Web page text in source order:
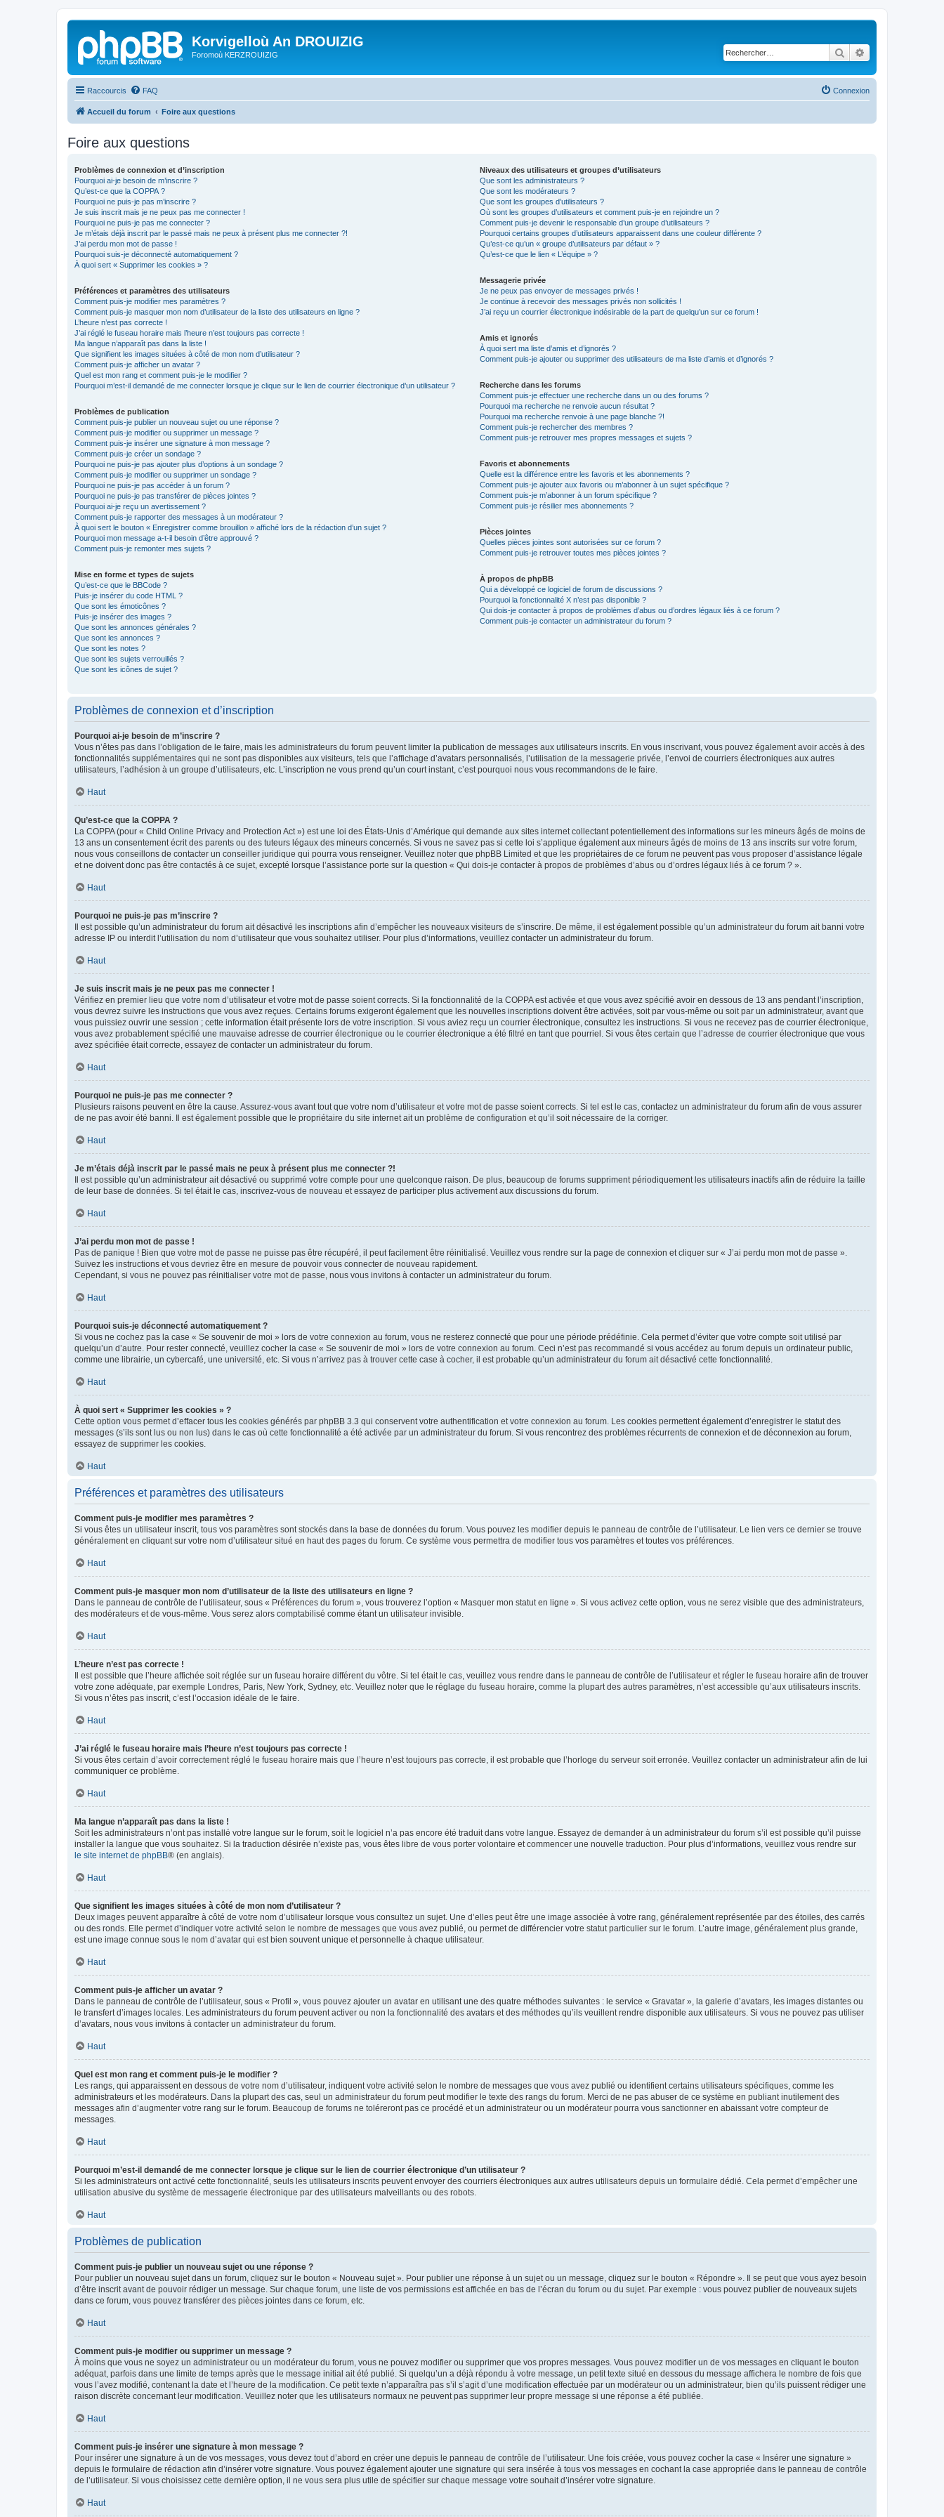
Korvigelloù An DROUIZIG
Foromoù KERZROUIZIG Rechercher
Raccourcis FAQ Connexion
Accueil du forum Foire aux questions
Foire aux questions
Problèmes de connexion et d’inscription
Pourquoi ai-je besoin de m’inscrire ?
Qu’est-ce que la COPPA ?
Pourquoi ne puis-je pas m’inscrire ?
Je suis inscrit mais je ne peux pas me connecter !
Pourquoi ne puis-je pas me connecter ?
Je m’étais déjà inscrit par le passé mais ne peux à présent plus me connecter ?!
J’ai perdu mon mot de passe !
Pourquoi suis-je déconnecté automatiquement ?
À quoi sert « Supprimer les cookies » ?
Préférences et paramètres des utilisateurs
Comment puis-je modifier mes paramètres ?
Comment puis-je masquer mon nom d’utilisateur de la liste des utilisateurs en ligne ?
L’heure n’est pas correcte !
J’ai réglé le fuseau horaire mais l’heure n’est toujours pas correcte !
Ma langue n’apparaît pas dans la liste !
Que signifient les images situées à côté de mon nom d’utilisateur ?
Comment puis-je afficher un avatar ?
Quel est mon rang et comment puis-je le modifier ?
Pourquoi m’est-il demandé de me connecter lorsque je clique sur le lien de courrier électronique d’un utilisateur ?
Problèmes de publication
Comment puis-je publier un nouveau sujet ou une réponse ?
Comment puis-je modifier ou supprimer un message ?
Comment puis-je insérer une signature à mon message ?
Comment puis-je créer un sondage ?
Pourquoi ne puis-je pas ajouter plus d’options à un sondage ?
Comment puis-je modifier ou supprimer un sondage ?
Pourquoi ne puis-je pas accéder à un forum ?
Pourquoi ne puis-je pas transférer de pièces jointes ?
Pourquoi ai-je reçu un avertissement ?
Comment puis-je rapporter des messages à un modérateur ?
À quoi sert le bouton « Enregistrer comme brouillon » affiché lors de la rédaction d’un sujet ?
Pourquoi mon message a-t-il besoin d’être approuvé ?
Comment puis-je remonter mes sujets ?
Mise en forme et types de sujets
Qu’est-ce que le BBCode ?
Puis-je insérer du code HTML ?
Que sont les émoticônes ?
Puis-je insérer des images ?
Que sont les annonces générales ?
Que sont les annonces ?
Que sont les notes ?
Que sont les sujets verrouillés ?
Que sont les icônes de sujet ?
Niveaux des utilisateurs et groupes d’utilisateurs
Que sont les administrateurs ?
Que sont les modérateurs ?
Que sont les groupes d’utilisateurs ?
Où sont les groupes d’utilisateurs et comment puis-je en rejoindre un ?
Comment puis-je devenir le responsable d’un groupe d’utilisateurs ?
Pourquoi certains groupes d’utilisateurs apparaissent dans une couleur différente ?
Qu’est-ce qu’un « groupe d’utilisateurs par défaut » ?
Qu’est-ce que le lien « L’équipe » ?
Messagerie privée
Je ne peux pas envoyer de messages privés !
Je continue à recevoir des messages privés non sollicités !
J’ai reçu un courrier électronique indésirable de la part de quelqu’un sur ce forum !
Amis et ignorés
À quoi sert ma liste d’amis et d’ignorés ?
Comment puis-je ajouter ou supprimer des utilisateurs de ma liste d’amis et d’ignorés ?
Recherche dans les forums
Comment puis-je effectuer une recherche dans un ou des forums ?
Pourquoi ma recherche ne renvoie aucun résultat ?
Pourquoi ma recherche renvoie à une page blanche ?!
Comment puis-je rechercher des membres ?
Comment puis-je retrouver mes propres messages et sujets ?
Favoris et abonnements
Quelle est la différence entre les favoris et les abonnements ?
Comment puis-je ajouter aux favoris ou m’abonner à un sujet spécifique ?
Comment puis-je m’abonner à un forum spécifique ?
Comment puis-je résilier mes abonnements ?
Pièces jointes
Quelles pièces jointes sont autorisées sur ce forum ?
Comment puis-je retrouver toutes mes pièces jointes ?
À propos de phpBB
Qui a développé ce logiciel de forum de discussions ?
Pourquoi la fonctionnalité X n’est pas disponible ?
Qui dois-je contacter à propos de problèmes d’abus ou d’ordres légaux liés à ce forum ?
Comment puis-je contacter un administrateur du forum ?
Problèmes de connexion et d’inscription
Pourquoi ai-je besoin de m’inscrire ?
Vous n’êtes pas dans l’obligation de le faire, mais les administrateurs du forum peuvent limiter la publication de messages aux utilisateurs inscrits. En vous inscrivant, vous pouvez également avoir accès à des
fonctionnalités supplémentaires qui ne sont pas disponibles aux visiteurs, tels que l’affichage d’avatars personnalisés, l’utilisation de la messagerie privée, l’envoi de courriers électroniques aux autres
utilisateurs, l’adhésion à un groupe d’utilisateurs, etc. L’inscription ne vous prend qu’un court instant, c’est pourquoi nous vous recommandons de le faire.
Haut
Qu’est-ce que la COPPA ?
La COPPA (pour « Child Online Privacy and Protection Act ») est une loi des États-Unis d’Amérique qui demande aux sites internet collectant potentiellement des informations sur les mineurs âgés de moins de
13 ans un consentement écrit des parents ou des tuteurs légaux des mineurs concernés. Si vous ne savez pas si cette loi s’applique également aux mineurs âgés de moins de 13 ans inscrits sur votre forum,
nous vous conseillons de contacter un conseiller juridique qui pourra vous renseigner. Veuillez noter que phpBB Limited et que les propriétaires de ce forum ne peuvent pas vous proposer d’assistance légale
et ne doivent donc pas être contactés à ce sujet, excepté lorsque l’assistance porte sur la question « Qui dois-je contacter à propos de problèmes d’abus ou d’ordres légaux liés à ce forum ? ».
Haut
Pourquoi ne puis-je pas m’inscrire ?
Il est possible qu’un administrateur du forum ait désactivé les inscriptions afin d’empêcher les nouveaux visiteurs de s’inscrire. De même, il est également possible qu’un administrateur du forum ait banni votre
adresse IP ou interdit l’utilisation du nom d’utilisateur que vous souhaitez utiliser. Pour plus d’informations, veuillez contacter un administrateur du forum.
Haut
Je suis inscrit mais je ne peux pas me connecter !
Vérifiez en premier lieu que votre nom d’utilisateur et votre mot de passe soient corrects. Si la fonctionnalité de la COPPA est activée et que vous avez spécifié avoir en dessous de 13 ans pendant l’inscription,
vous devrez suivre les instructions que vous avez reçues. Certains forums exigeront également que les nouvelles inscriptions doivent être activées, soit par vous-même ou soit par un administrateur, avant que
vous puissiez ouvrir une session ; cette information était présente lors de votre inscription. Si vous aviez reçu un courrier électronique, consultez les instructions. Si vous ne recevez pas de courrier électronique,
vous avez probablement spécifié une mauvaise adresse de courrier électronique ou le courrier électronique a été filtré en tant que pourriel. Si vous êtes certain que l’adresse de courrier électronique que vous
avez spécifiée était correcte, essayez de contacter un administrateur du forum.
Haut
Pourquoi ne puis-je pas me connecter ?
Plusieurs raisons peuvent en être la cause. Assurez-vous avant tout que votre nom d’utilisateur et votre mot de passe soient corrects. Si tel est le cas, contactez un administrateur du forum afin de vous assurer
de ne pas avoir été banni. Il est également possible que le propriétaire du site internet ait un problème de configuration et qu’il soit nécessaire de la corriger.
Haut
Je m’étais déjà inscrit par le passé mais ne peux à présent plus me connecter ?!
Il est possible qu’un administrateur ait désactivé ou supprimé votre compte pour une quelconque raison. De plus, beaucoup de forums suppriment périodiquement les utilisateurs inactifs afin de réduire la taille
de leur base de données. Si tel était le cas, inscrivez-vous de nouveau et essayez de participer plus activement aux discussions du forum.
Haut
J’ai perdu mon mot de passe !
Pas de panique ! Bien que votre mot de passe ne puisse pas être récupéré, il peut facilement être réinitialisé. Veuillez vous rendre sur la page de connexion et cliquer sur « J’ai perdu mon mot de passe ».
Suivez les instructions et vous devriez être en mesure de pouvoir vous connecter de nouveau rapidement.
Cependant, si vous ne pouvez pas réinitialiser votre mot de passe, nous vous invitons à contacter un administrateur du forum.
Haut
Pourquoi suis-je déconnecté automatiquement ?
Si vous ne cochez pas la case « Se souvenir de moi » lors de votre connexion au forum, vous ne resterez connecté que pour une période prédéfinie. Cela permet d’éviter que votre compte soit utilisé par
quelqu’un d’autre. Pour rester connecté, veuillez cocher la case « Se souvenir de moi » lors de votre connexion au forum. Ceci n’est pas recommandé si vous accédez au forum depuis un ordinateur public,
comme une librairie, un cybercafé, une université, etc. Si vous n’arrivez pas à trouver cette case à cocher, il est probable qu’un administrateur du forum ait désactivé cette fonctionnalité.
Haut
À quoi sert « Supprimer les cookies » ?
Cette option vous permet d’effacer tous les cookies générés par phpBB 3.3 qui conservent votre authentification et votre connexion au forum. Les cookies permettent également d’enregistrer le statut des
messages (s’ils sont lus ou non lus) dans le cas où cette fonctionnalité a été activée par un administrateur du forum. Si vous rencontrez des problèmes récurrents de connexion et de déconnexion au forum,
essayez de supprimer les cookies.
Haut
Préférences et paramètres des utilisateurs
Comment puis-je modifier mes paramètres ?
Si vous êtes un utilisateur inscrit, tous vos paramètres sont stockés dans la base de données du forum. Vous pouvez les modifier depuis le panneau de contrôle de l’utilisateur. Le lien vers ce dernier se trouve
généralement en cliquant sur votre nom d’utilisateur situé en haut des pages du forum. Ce système vous permettra de modifier tous vos paramètres et toutes vos préférences.
Haut
Comment puis-je masquer mon nom d’utilisateur de la liste des utilisateurs en ligne ?
Dans le panneau de contrôle de l’utilisateur, sous « Préférences du forum », vous trouverez l’option « Masquer mon statut en ligne ». Si vous activez cette option, vous ne serez visible que des administrateurs,
des modérateurs et de vous-même. Vous serez alors comptabilisé comme étant un utilisateur invisible.
Haut
L’heure n’est pas correcte !
Il est possible que l’heure affichée soit réglée sur un fuseau horaire différent du vôtre. Si tel était le cas, veuillez vous rendre dans le panneau de contrôle de l’utilisateur et régler le fuseau horaire afin de trouver
votre zone adéquate, par exemple Londres, Paris, New York, Sydney, etc. Veuillez noter que le réglage du fuseau horaire, comme la plupart des autres paramètres, n’est accessible qu’aux utilisateurs inscrits.
Si vous n’êtes pas inscrit, c’est l’occasion idéale de le faire.
Haut
J’ai réglé le fuseau horaire mais l’heure n’est toujours pas correcte !
Si vous êtes certain d’avoir correctement réglé le fuseau horaire mais que l’heure n’est toujours pas correcte, il est probable que l’horloge du serveur soit erronée. Veuillez contacter un administrateur afin de lui
communiquer ce problème.
Haut
Ma langue n’apparaît pas dans la liste !
Soit les administrateurs n’ont pas installé votre langue sur le forum, soit le logiciel n’a pas encore été traduit dans votre langue. Essayez de demander à un administrateur du forum s’il est possible qu’il puisse
installer la langue que vous souhaitez. Si la traduction désirée n’existe pas, vous êtes libre de vous porter volontaire et commencer une nouvelle traduction. Pour plus d’informations, veuillez vous rendre sur
le site internet de phpBB® (en anglais).
Haut
Que signifient les images situées à côté de mon nom d’utilisateur ?
Deux images peuvent apparaître à côté de votre nom d’utilisateur lorsque vous consultez un sujet. Une d’elles peut être une image associée à votre rang, généralement représentée par des étoiles, des carrés
ou des ronds. Elle permet d’indiquer votre activité selon le nombre de messages que vous avez publié, ou permet de différencier votre statut particulier sur le forum. L’autre image, généralement plus grande,
est une image connue sous le nom d’avatar qui est bien souvent unique et personnelle à chaque utilisateur.
Haut
Comment puis-je afficher un avatar ?
Dans le panneau de contrôle de l’utilisateur, sous « Profil », vous pouvez ajouter un avatar en utilisant une des quatre méthodes suivantes : le service « Gravatar », la galerie d’avatars, les images distantes ou
le transfert d’images locales. Les administrateurs du forum peuvent activer ou non la fonctionnalité des avatars et des méthodes qu’ils veuillent rendre disponible aux utilisateurs. Si vous ne pouvez pas utiliser
d’avatars, nous vous invitons à contacter un administrateur du forum.
Haut
Quel est mon rang et comment puis-je le modifier ?
Les rangs, qui apparaissent en dessous de votre nom d’utilisateur, indiquent votre activité selon le nombre de messages que vous avez publié ou identifient certains utilisateurs spécifiques, comme les
administrateurs et les modérateurs. Dans la plupart des cas, seul un administrateur du forum peut modifier le texte des rangs du forum. Merci de ne pas abuser de ce système en publiant inutilement des
messages afin d’augmenter votre rang sur le forum. Beaucoup de forums ne toléreront pas ce procédé et un administrateur ou un modérateur pourra vous sanctionner en abaissant votre compteur de
messages.
Haut
Pourquoi m’est-il demandé de me connecter lorsque je clique sur le lien de courrier électronique d’un utilisateur ?
Si les administrateurs ont activé cette fonctionnalité, seuls les utilisateurs inscrits peuvent envoyer des courriers électroniques aux autres utilisateurs depuis un formulaire dédié. Cela permet d’empêcher une
utilisation abusive du système de messagerie électronique par des utilisateurs malveillants ou des robots.
Haut
Problèmes de publication
Comment puis-je publier un nouveau sujet ou une réponse ?
Pour publier un nouveau sujet dans un forum, cliquez sur le bouton « Nouveau sujet ». Pour publier une réponse à un sujet ou un message, cliquez sur le bouton « Répondre ». Il se peut que vous ayez besoin
d’être inscrit avant de pouvoir rédiger un message. Sur chaque forum, une liste de vos permissions est affichée en bas de l’écran du forum ou du sujet. Par exemple : vous pouvez publier de nouveaux sujets
dans ce forum, vous pouvez transférer des pièces jointes dans ce forum, etc.
Haut
Comment puis-je modifier ou supprimer un message ?
À moins que vous ne soyez un administrateur ou un modérateur du forum, vous ne pouvez modifier ou supprimer que vos propres messages. Vous pouvez modifier un de vos messages en cliquant le bouton
adéquat, parfois dans une limite de temps après que le message initial ait été publié. Si quelqu’un a déjà répondu à votre message, un petit texte situé en dessous du message affichera le nombre de fois que
vous l’avez modifié, contenant la date et l’heure de la modification. Ce petit texte n’apparaîtra pas s’il s’agit d’une modification effectuée par un modérateur ou un administrateur, bien qu’ils puissent rédiger une
raison discrète concernant leur modification. Veuillez noter que les utilisateurs normaux ne peuvent pas supprimer leur propre message si une réponse a été publiée.
Haut
Comment puis-je insérer une signature à mon message ?
Pour insérer une signature à un de vos messages, vous devez tout d’abord en créer une depuis le panneau de contrôle de l’utilisateur. Une fois créée, vous pouvez cocher la case « Insérer une signature »
depuis le formulaire de rédaction afin d’insérer votre signature. Vous pouvez également ajouter une signature qui sera insérée à tous vos messages en cochant la case appropriée dans le panneau de contrôle
de l’utilisateur. Si vous choisissez cette dernière option, il ne vous sera plus utile de spécifier sur chaque message votre souhait d’insérer votre signature.
Haut